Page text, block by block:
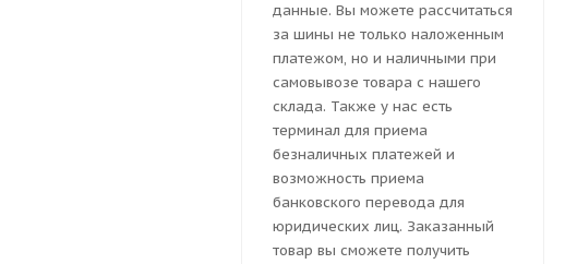
данные. Вы можете рассчитаться
за шины не только наложенным
платежом, но и наличными при
самовывозе товара с нашего
склада. Также у нас есть
терминал для приема
безналичных платежей и
возможность приема
банковского перевода для
юридических лиц. Заказанный
товар вы сможете получить